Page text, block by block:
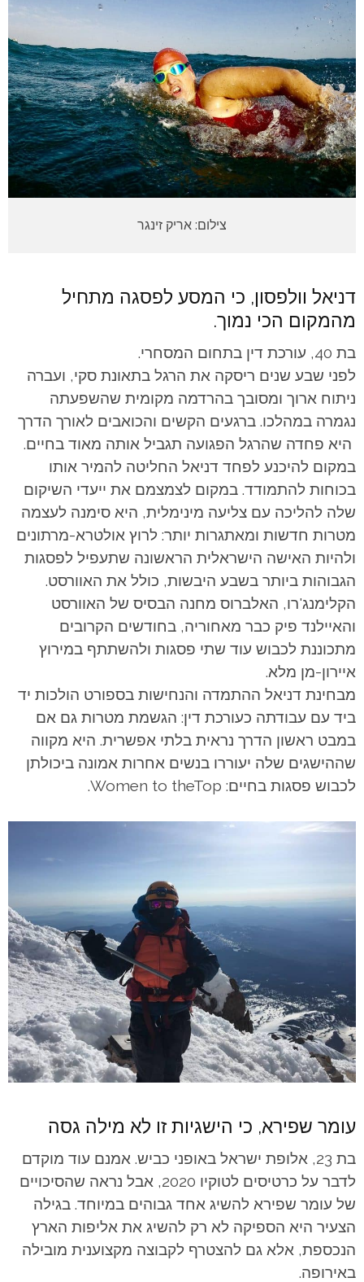
צילום: אריק זינגר
דניאל וולפסון, כי המסע לפסגה מתחיל
מהמקום הכי נמוך.
בת 40, עורכת דין בתחום המסחרי.
לפני שבע שנים ריסקה את הרגל בתאונת סקי, ועברה
ניתוח ארוך ומסובך בהרדמה מקומית שהשפעתה
נגמרה במהלכו. ברגעים הקשים והכואבים לאורך הדרך
היא פחדה שהרגל הפגועה תגביל אותה מאוד בחיים.
במקום להיכנע לפחד דניאל החליטה להמיר אותו
בכוחות להתמודד. במקום לצמצמם את ייעדי השיקום
שלה להליכה עם צליעה מינימלית, היא סימנה לעצמה
מטרות חדשות ומאתגרות יותר: לרוץ אולטרא-מרתונים
ולהיות האישה הישראלית הראשונה שתעפיל לפסגות
הגבוהות ביותר בשבע היבשות, כולל את האוורסט.
הקלימנג'רו, האלברוס מחנה הבסיס של האוורסט
והאיילנד פיק כבר מאחוריה, בחודשים הקרובים
מתכוננת לכבוש עוד שתי פסגות ולהשתתף במירוץ
איירון-מן מלא.
מבחינת דניאל ההתמדה והנחישות בספורט הולכות יד
ביד עם עבודתה כעורכת דין: הגשמת מטרות גם אם
במבט ראשון הדרך נראית בלתי אפשרית. היא מקווה
שההישגים שלה יעוררו בנשים אחרות אמונה ביכולתן
לכבוש פסגות בחיים: Women to theTop.
עומר שפירא, כי הישגיות זו לא מילה גסה
בת 23, אלופת ישראל באופני כביש.
אמנם עוד מוקדם
לדבר על כרטיסים לטוקיו 2020, אבל נראה שהסיכויים
של עומר שפירא להשיג אחד גבוהים במיוחד. בגילה
הצעיר היא הספיקה לא רק להשיג את אליפות הארץ
הנכספת, אלא גם להצטרף לקבוצה מקצוענית מובילה
באירופה.